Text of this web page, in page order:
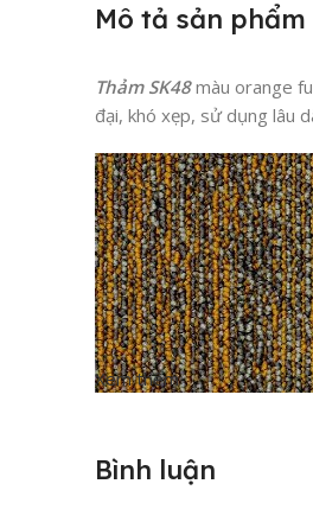
Mô tả sản phẩm
Thảm SK48màu orange
đại, khó xẹp, sử dụng lâu
Xem thêm
Bình luận